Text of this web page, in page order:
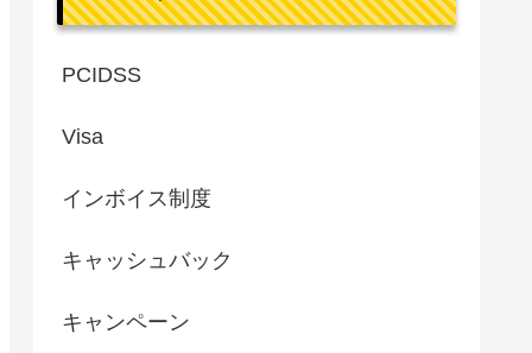
PCIDSS
Visa
インボイス制度
キャッシュバック
キャンペーン